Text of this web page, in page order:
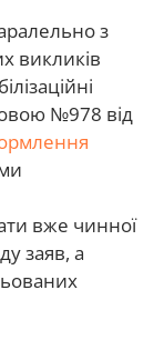
з
викликів
№978 від
вже чинної
заяв, а